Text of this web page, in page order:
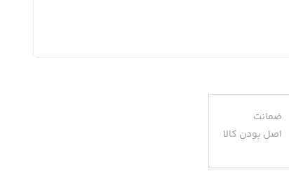
ضمانت
اصل بودن کالا